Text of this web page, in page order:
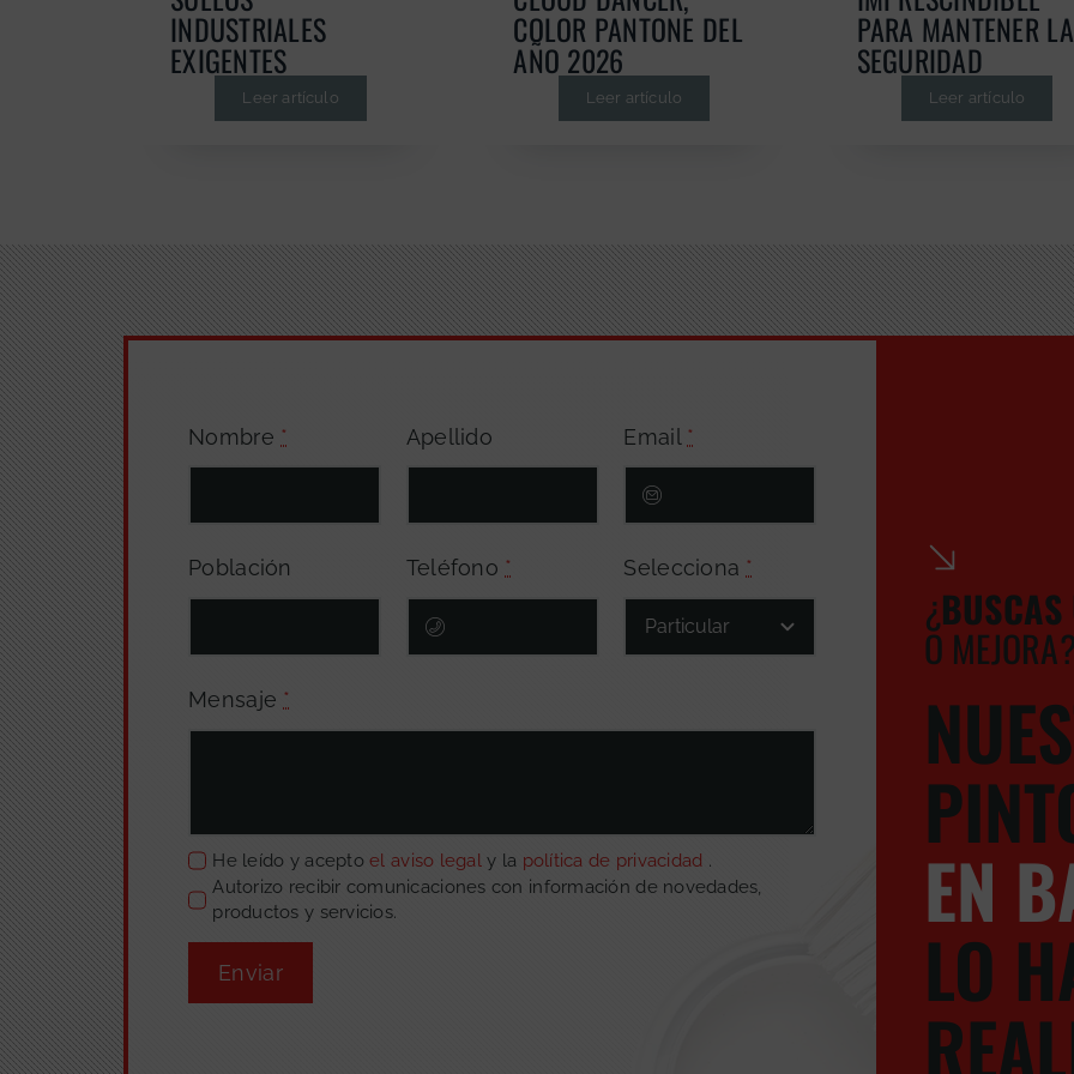
INDUSTRIALES
EXIGENTES
Leer artículo
COLOR PANTONE DEL
AÑO 2026
Leer artículo
PARA MANTENER LA
SEGURIDAD
Leer artículo
Nombre * Apellido Email *
Población Teléfono * Selecciona *
Mensaje *
He leído y aceptoel aviso legaly la política de privacidad .
Autorizo recibir comunicaciones con información de novedades,
productos y servicios.
Enviar
¿BUSCAS
O
EN
LO